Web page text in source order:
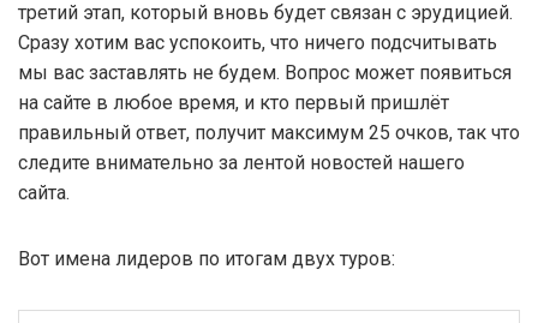
третий этап, который вновь будет связан с эрудицией.
Сразу хотим вас успокоить, что ничего подсчитывать
мы вас заставлять не будем. Вопрос может появиться
на сайте в любое время, и кто первый пришлёт
правильный ответ, получит максимум 25 очков, так что
следите внимательно за лентой новостей нашего
сайта.
Вот имена лидеров по итогам двух туров: